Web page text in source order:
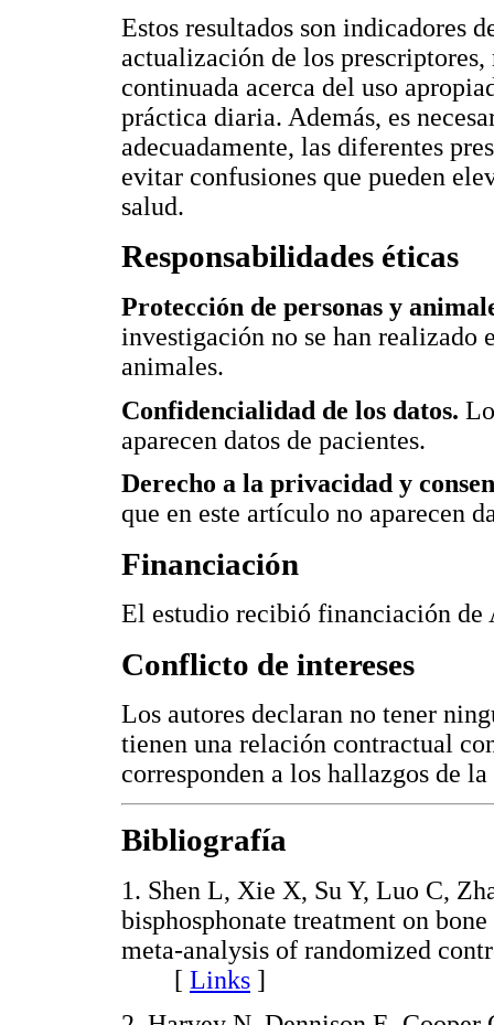
Estos resultados son indicadores
actualización de los
continuada acerca del uso
práctica diaria. Además, es
adecuadamente, las diferentes
evitar confusiones que pueden
salud.
Responsabilidades éticas
Protección de personas y
investigación no se han realizado
animales.
Confidencialidad de los datos.
aparecen datos de pacientes.
Derecho a la privacidad y
que en este artículo no aparecen
Financiación
El estudio recibió financiación de
Conflicto de intereses
Los autores declaran no tener
tienen una relación contractual
corresponden a los hallazgos de
Bibliografía
1. Shen L, Xie X, Su Y, Luo C,
bisphosphonate treatment on
meta-analysis of randomized
[ Links ]